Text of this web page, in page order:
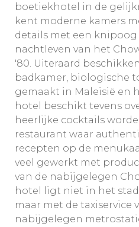
boetiekhotel in de
kent moderne kamers
details met een
nachtleven van het
'80. Uiteraard
badkamer, biologische
gemaakt in Maleisië en
hotel beschikt tevens
heerlijke cocktails
restaurant waar
recepten op de
veel gewerkt met
van de nabijgelegen
hotel ligt niet in het
maar met de taxiservice
nabijgelegen